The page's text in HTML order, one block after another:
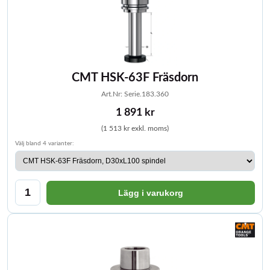
CMT HSK-63F Fräsdorn
Art.Nr: Serie.183.360
1 891 kr
(1 513 kr exkl. moms)
Välj bland 4 varianter:
Lägg i varukorg